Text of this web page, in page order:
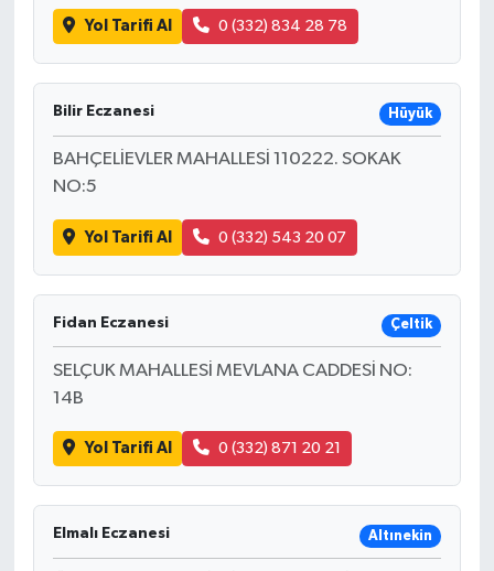
Yol Tarifi Al 0 (332) 834 28 78
Bilir Eczanesi Hüyük
BAHÇELİEVLER MAHALLESİ 110222. SOKAK
NO:5
Yol Tarifi Al 0 (332) 543 20 07
Fidan Eczanesi Çeltik
SELÇUK MAHALLESİ MEVLANA CADDESİ NO:
14B
Yol Tarifi Al 0 (332) 871 20 21
Elmalı Eczanesi Altınekin